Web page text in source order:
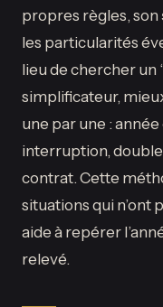
propres règles, son
les particularités
lieu de chercher un
simplificateur,
une par une :
interruption,
contrat. Cette
situations qui n’ont
aide à repérer
relevé.